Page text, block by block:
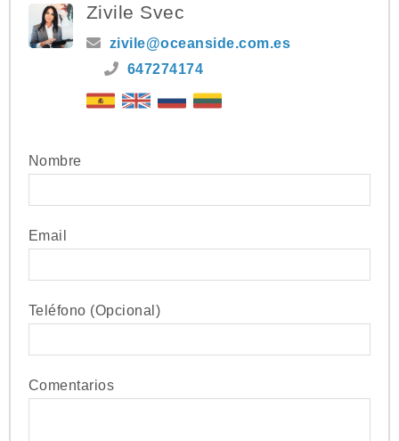
Zivile Svec
zivile@oceanside.com.es
647274174
Nombre
Email
Teléfono (Opcional)
Comentarios